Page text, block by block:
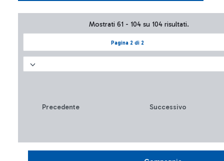
Pagina 2 di 2
Mostrati 61 - 104 su 104 risultati.
Precedente Successivo